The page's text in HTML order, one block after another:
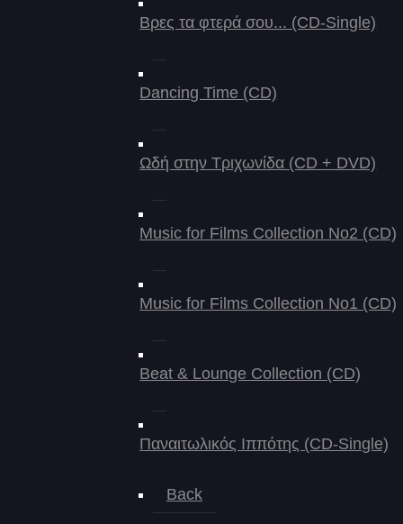
Βρες τα φτερά σου... (CD-Single)
Dancing Time (CD)
Ωδή στην Τριχωνίδα (CD + DVD)
Music for Films Collection No2 (CD)
Music for Films Collection No1 (CD)
Beat & Lounge Collection (CD)
Παναιτωλικός Ιππότης (CD-Single)
Back